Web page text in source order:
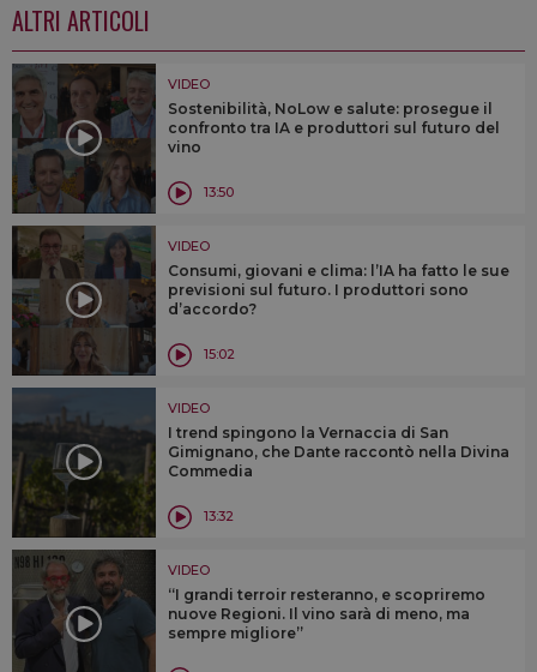
ALTRI ARTICOLI
VIDEO
Sostenibilità, NoLow e salute: prosegue il
confronto tra IA e produttori sul futuro del
vino
13:50
VIDEO
Consumi, giovani e clima: l’IA ha fatto le sue
previsioni sul futuro. I produttori sono
d’accordo?
15:02
VIDEO
I trend spingono la Vernaccia di San
Gimignano, che Dante raccontò nella Divina
Commedia
13:32
VIDEO
“I grandi terroir resteranno, e scopriremo
nuove Regioni. Il vino sarà di meno, ma
sempre migliore”